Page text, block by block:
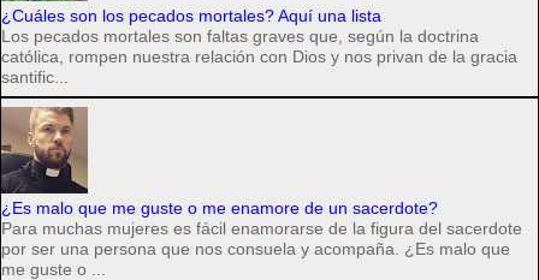
¿Cuáles son los pecados mortales? Aquí una lista
Los pecados mortales son faltas graves que, según la doctrina
católica, rompen nuestra relación con Dios y nos privan de la gracia
santific...
¿Es malo que me guste o me enamore de un sacerdote?
Para muchas mujeres es fácil enamorarse de la figura del sacerdote
por ser una persona que nos consuela y acompaña. ¿Es malo que
me guste o ...